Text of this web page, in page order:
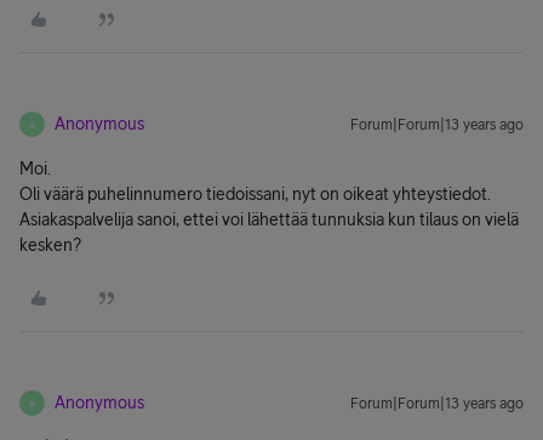
A Anonymous Forum|Forum|13 years ago
Moi.
Oli väärä puhelinnumero tiedoissani, nyt on oikeat yhteystiedot.
Asiakaspalvelija sanoi, ettei voi lähettää tunnuksia kun tilaus on vielä
kesken?
A Anonymous Forum|Forum|13 years ago